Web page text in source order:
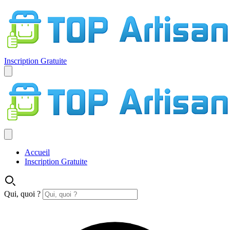
Inscription Gratuite
Accueil
Inscription Gratuite
Qui, quoi ?